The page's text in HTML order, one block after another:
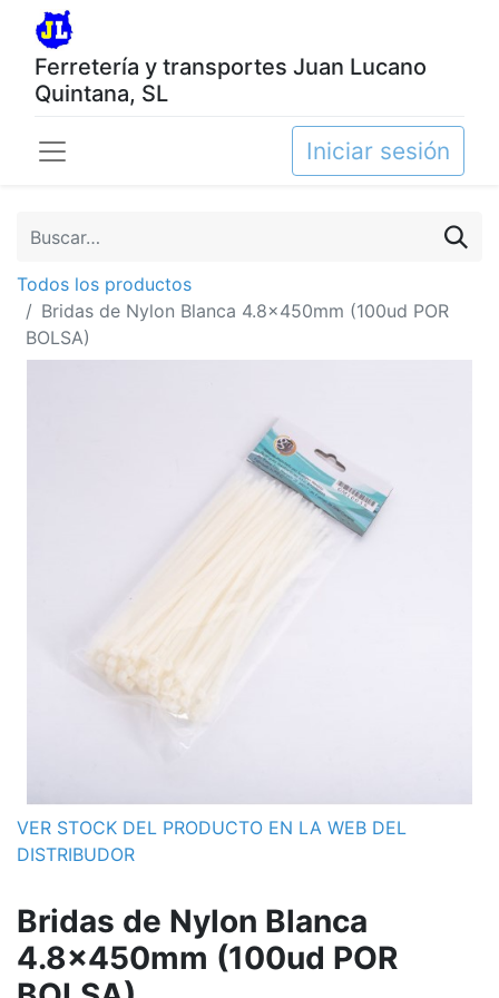
Ferretería y transportes Juan Lucano
Quintana, SL
Iniciar sesión
Todos los productos
Bridas de Nylon Blanca 4.8x450mm (100ud POR
BOLSA)
VER STOCK DEL PRODUCTO EN LA WEB DEL
DISTRIBUDOR
Bridas de Nylon Blanca
4.8x450mm (100ud POR